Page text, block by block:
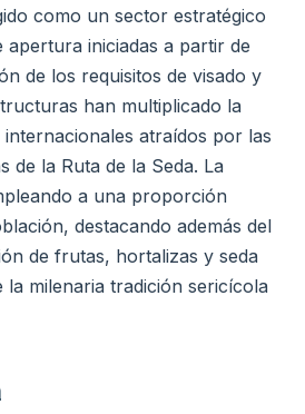
como un sector estratégico
iniciadas a partir de
de los requisitos de visado y
han multiplicado la
internacionales atraídos por las
de la Ruta de la Seda. La
a una proporción
destacando además del
de frutas, hortalizas y seda
la milenaria tradición sericícola